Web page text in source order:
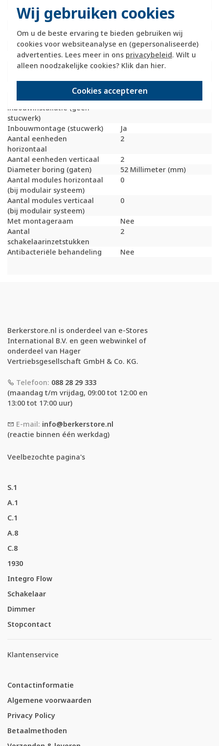
Wij gebruiken cookies
Om u de beste ervaring te bieden gebruiken wij
cookies voor websiteanalyse en (gepersonaliseerde)
advertenties. Lees meer in ons privacybeleid. Wilt u
alleen noodzakelijke cookies? Klik dan hier.
Cookies accepteren
Beschermingsgraad (IP)
IP20
Transparant
Nee
Uitvoering oppervlakte
Glanzend
Geschikt voor wandgoot
Ja
Geschikt voor
Ja
Bondige uitvoering
Nee
inbouwinstallatie (geen
stucwerk)
Ja
Inbouwmontage (stucwerk)
Ja
Aantal eenheden
horizontaal
2
Aantal eenheden verticaal
2
Diameter boring (gaten)
52 Millimeter (mm)
Aantal modules horizontaal
(bij modulair systeem)
0
Aantal modules verticaal
(bij modulair systeem)
0
Met montageraam
Nee
Aantal
schakelaarinzetstukken
2
Antibacteriële behandeling Nee
Berkerstore.nl is onderdeel van e-Stores
International B.V. en geen webwinkel of
onderdeel van Hager
Vertriebsgesellschaft GmbH & Co. KG.
Telefoon: 088 28 29 333
(maandag t/m vrijdag, 09:00 tot 12:00 en
13:00 tot 17:00 uur)
E-mail: info@berkerstore.nl
(reactie binnen één werkdag)
Veelbezochte pagina's
S.1
A.1
C.1
A.8
C.8
1930
Integro Flow
Schakelaar
Dimmer
Stopcontact
Klantenservice
Contactinformatie
Algemene voorwaarden
Privacy Policy
Betaalmethoden